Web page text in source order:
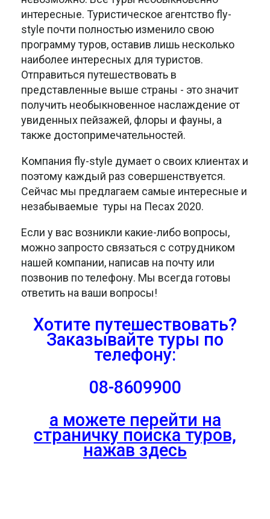
интересные. Туристическое агентство fly-
style почти полностью изменило свою
программу туров, оставив лишь несколько
наиболее интересных для туристов.
Отправиться путешествовать в
представленные выше страны - это значит
получить необыкновенное наслаждение от
увиденных пейзажей, флоры и фауны, а
также достопримечательностей.
Компания fly-style думает о своих клиентах и
поэтому каждый раз совершенствуется.
Сейчас мы предлагаем самые интересные и
незабываемые туры на Песах 2020.
Если у вас возникли какие-либо вопросы,
можно запросто связаться с сотрудником
нашей компании, написав на почту или
позвонив по телефону. Мы всегда готовы
ответить на ваши вопросы!
Хотите путешествовать?
Заказывайте туры по
телефону:
08-8609900
а можете перейти на
страничку поиска туров,
нажав здесь